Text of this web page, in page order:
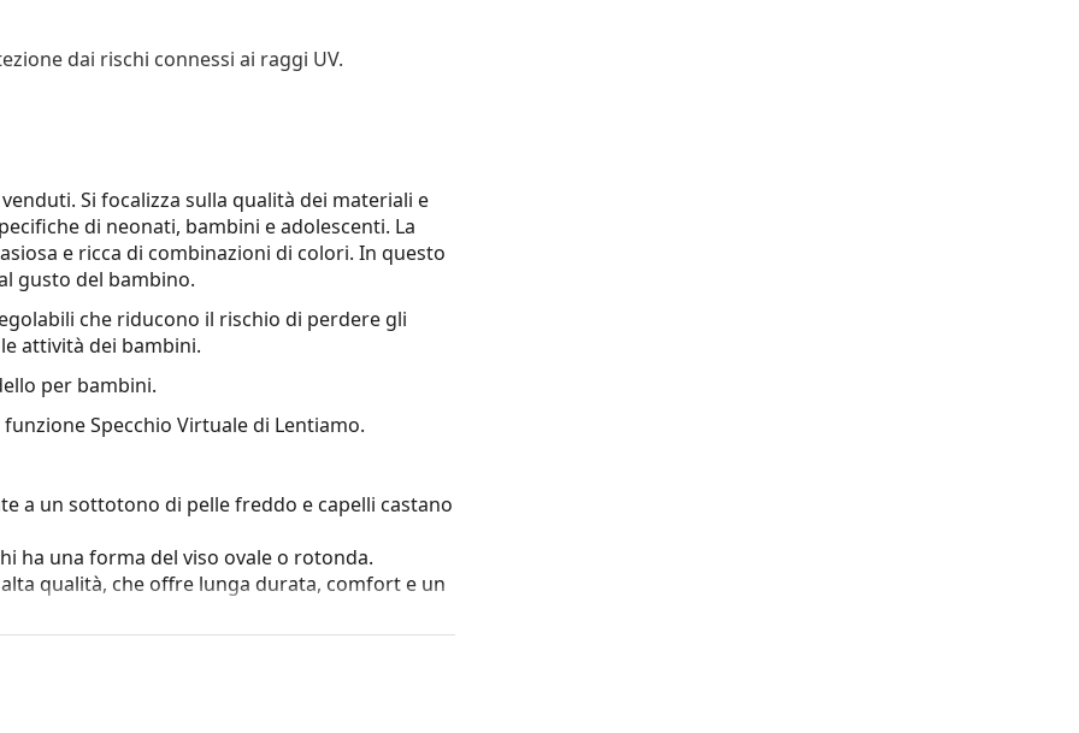
dai rischi connessi ai raggi UV.
Si focalizza sulla qualità dei materiali e
di neonati, bambini e adolescenti. La
e ricca di combinazioni di colori. In questo
gusto del bambino.
che riducono il rischio di perdere gli
attività dei bambini.
per bambini.
Specchio Virtuale di Lentiamo.
a un sottotono di pelle freddo e capelli castano
ha una forma del viso ovale o rotonda.
qualità, che offre lunga durata, comfort e un
Eleveranno e completeranno il tuo stile
la robustezza, la durata, il fatto che